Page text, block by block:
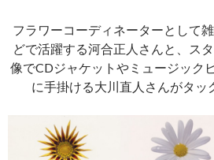
フラワーコーディネーターとして
どで活躍する河合正人さんと、ス
像でCDジャケットやミュージック
に手掛ける大川直人さんがタッ